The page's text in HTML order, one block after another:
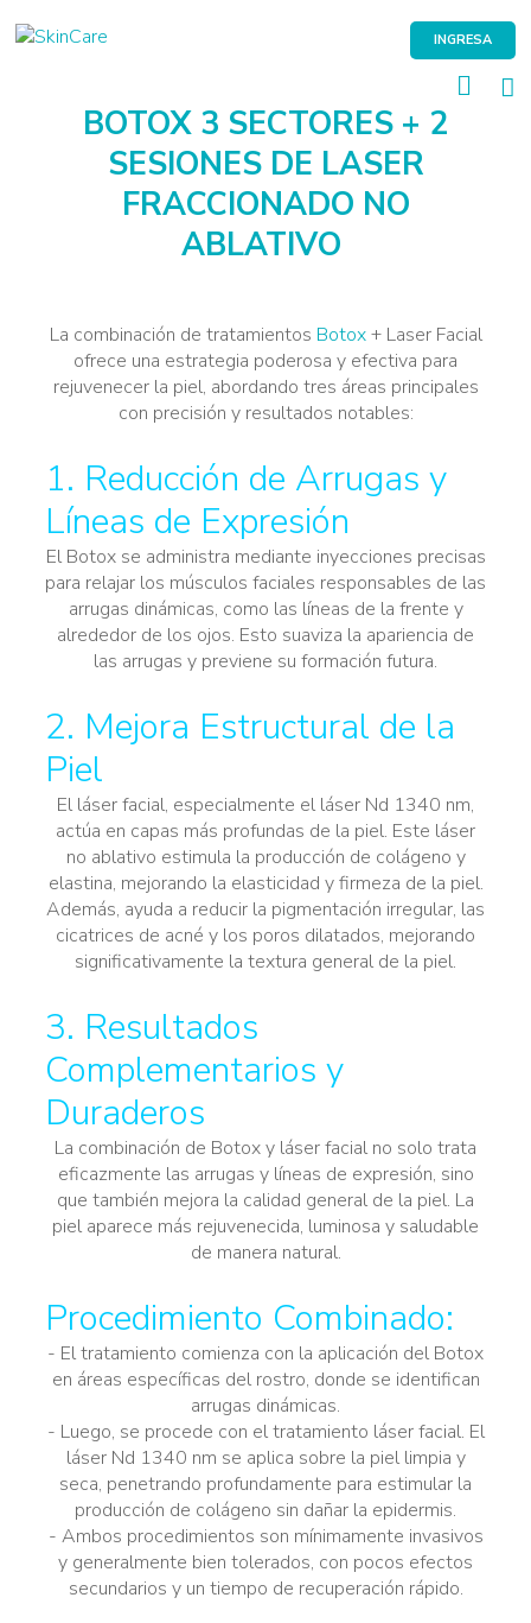
to
INGRESA
BOTOX 3 SECTORES + 2
SESIONES DE LASER
FRACCIONADO NO
ABLATIVO
La combinación de tratamientos Botox+ Laser Facial
ofrece una estrategia poderosa y efectiva para
rejuvenecer la piel, abordando tres áreas principales
con precisión y resultados notables:
1. Reducción de Arrugas y
Líneas de Expresión
El Botox se administra mediante inyecciones precisas
para relajar los músculos faciales responsables de las
arrugas dinámicas, como las líneas de la frente y
alrededor de los ojos. Esto suaviza la apariencia de
las arrugas y previene su formación futura.
2. Mejora Estructural de la
Piel
El láser facial, especialmente el láser Nd 1340 nm,
actúa en capas más profundas de la piel. Este láser
no ablativo estimula la producción de colágeno y
elastina, mejorando la elasticidad y firmeza de la piel.
Además, ayuda a reducir la pigmentación irregular, las
cicatrices de acné y los poros dilatados, mejorando
significativamente la textura general de la piel.
3. Resultados
Complementarios y
Duraderos
La combinación de Botox y láser facial no solo trata
eficazmente las arrugas y líneas de expresión, sino
que también mejora la calidad general de la piel. La
piel aparece más rejuvenecida, luminosa y saludable
de manera natural.
Procedimiento Combinado:
- El tratamiento comienza con la aplicación del Botox
en áreas específicas del rostro, donde se identifican
arrugas dinámicas.
- Luego, se procede con el tratamiento láser facial. El
láser Nd 1340 nm se aplica sobre la piel limpia y
seca, penetrando profundamente para estimular la
producción de colágeno sin dañar la epidermis.
- Ambos procedimientos son mínimamente invasivos
y generalmente bien tolerados, con pocos efectos
secundarios y un tiempo de recuperación rápido.